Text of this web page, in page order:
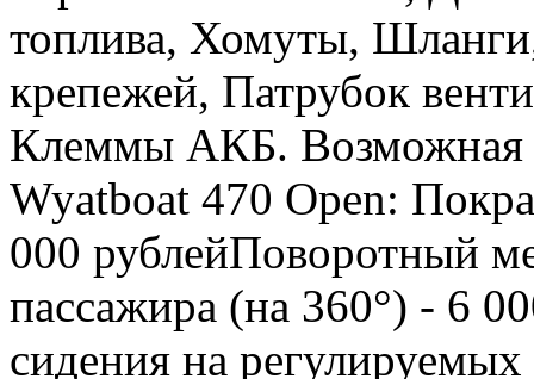
топлива, Хомуты,
крепежей, Патрубок
Клеммы АКБ. Возможная
Wyatboat 470 Open:
000 рублейПоворотный
пассажира (на 360°) - 6
сидения на